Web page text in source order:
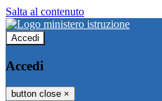
Salta al contenuto
Accedi
Accedi
button close ×